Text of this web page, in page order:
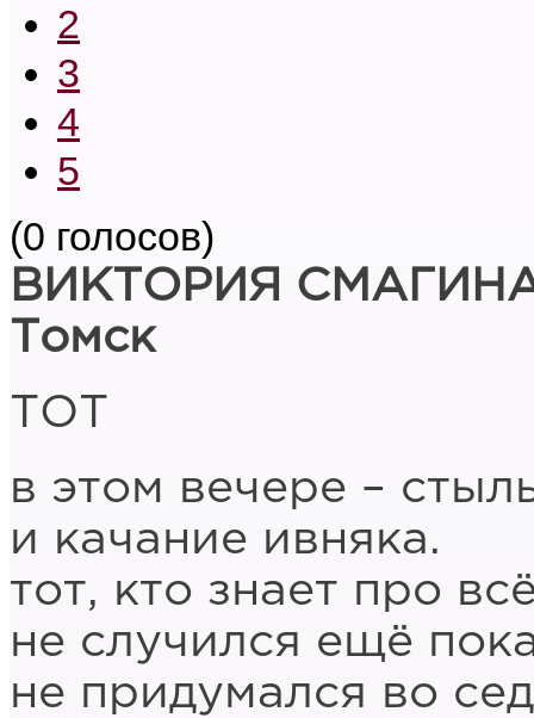
2
3
4
5
(0 голосов)
ВИКТОРИЯ
Томск
ТОТ
в этом вечере –
и качание ивняка.
тот, кто знает про
не случился ещё
не придумался во